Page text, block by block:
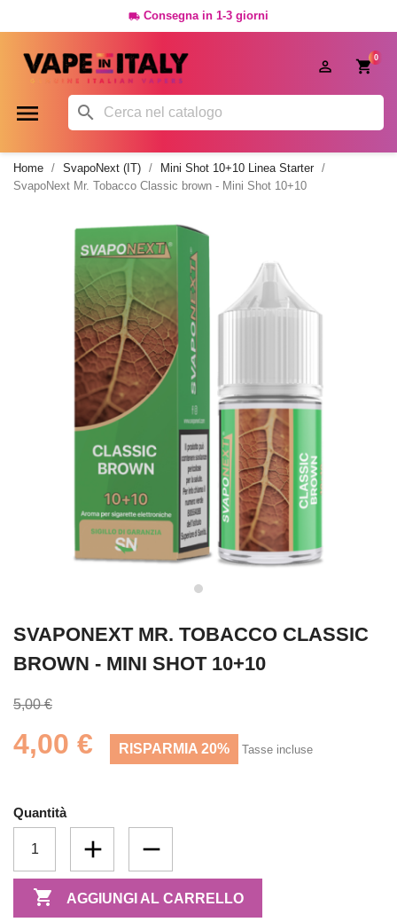
 Consegna in 1-3 giorni
0

 
Home SvapoNext (IT)
Mini Shot 10+10 Linea Starter
SvapoNext Mr. Tobacco Classic brown - Mini Shot 10+10
SVAPONEXT MR. TOBACCO CLASSIC
BROWN - MINI SHOT 10+10
5,00 €
4,00 € RISPARMIA 20% Tasse incluse
Quantità
 AGGIUNGI AL CARRELLO